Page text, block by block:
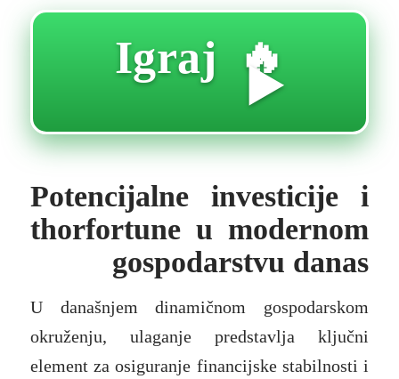
🔥 Igraj
▶️
Potencijalne investicije i
thorfortune u modernom
gospodarstvu danas
U današnjem dinamičnom gospodarskom
okruženju, ulaganje predstavlja ključni
element za osiguranje financijske stabilnosti i